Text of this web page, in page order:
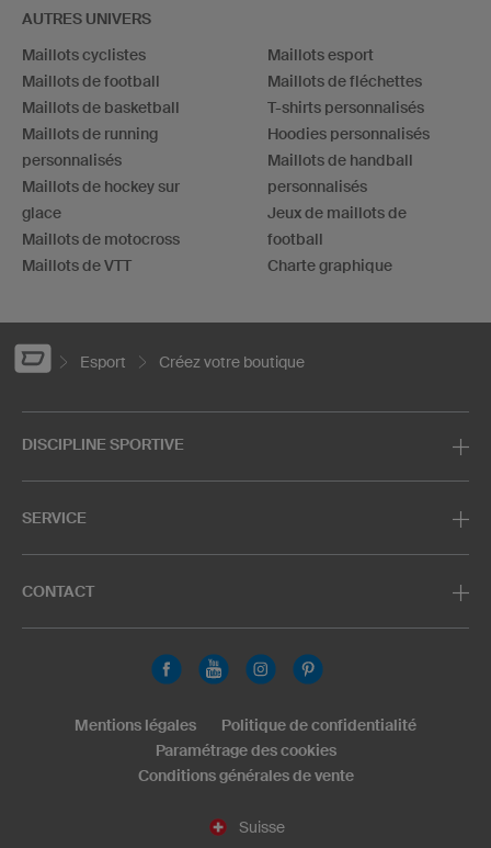
AUTRES UNIVERS
Maillots cyclistes
Maillots de football
Maillots de basketball
Maillots de running
personnalisés
Maillots de hockey sur
glace
Maillots de motocross
Maillots de VTT
Maillots esport
Maillots de fléchettes
T-shirts personnalisés
Hoodies personnalisés
Maillots de handball
personnalisés
Jeux de maillots de
football
Charte graphique
Esport Créez votre boutique
DISCIPLINE SPORTIVE
SERVICE
CONTACT
Suisse
Mentions légales
Politique de confidentialité
Paramétrage des cookies
Conditions générales de vente